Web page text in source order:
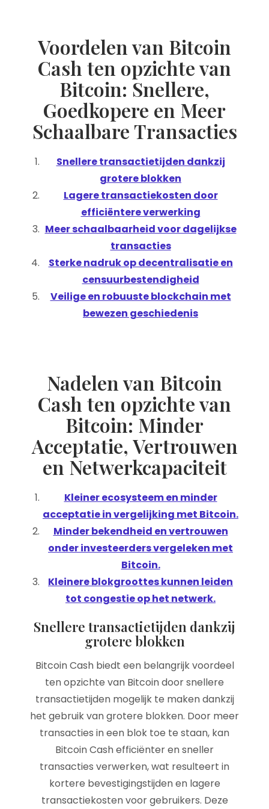
Voordelen van Bitcoin
Cash ten opzichte van
Bitcoin: Snellere,
Goedkopere en Meer
Schaalbare Transacties
Snellere transactietijden dankzij
grotere blokken
Lagere transactiekosten door
efficiëntere verwerking
Meer schaalbaarheid voor dagelijkse
transacties
Sterke nadruk op decentralisatie en
censuurbestendigheid
Veilige en robuuste blockchain met
bewezen geschiedenis
Nadelen van Bitcoin
Cash ten opzichte van
Bitcoin: Minder
Acceptatie, Vertrouwen
en Netwerkcapaciteit
Kleiner ecosysteem en minder
acceptatie in vergelijking met Bitcoin.
Minder bekendheid en vertrouwen
onder investeerders vergeleken met
Bitcoin.
Kleinere blokgroottes kunnen leiden
tot congestie op het netwerk.
Snellere transactietijden dankzij
grotere blokken
Bitcoin Cash biedt een belangrijk voordeel
ten opzichte van Bitcoin door snellere
transactietijden mogelijk te maken dankzij
het gebruik van grotere blokken. Door meer
transacties in een blok toe te staan, kan
Bitcoin Cash efficiënter en sneller
transacties verwerken, wat resulteert in
kortere bevestigingstijden en lagere
transactiekosten voor gebruikers. Deze